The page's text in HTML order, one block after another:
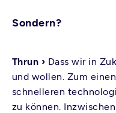
Sondern?
Thrun › Dass wir in
und wollen. Zum
schnelleren
zu können.